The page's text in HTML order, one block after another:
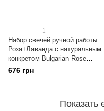
1
Набор свечей ручной работы
Роза+Лаванда с натуральным
конкретом Bulgarian Rose
Karlovo
676 грн
Показать